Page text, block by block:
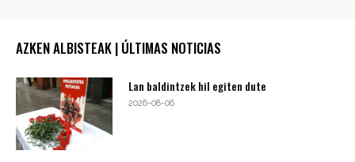
AZKEN ALBISTEAK | ÚLTIMAS NOTICIAS
Lan baldintzek hil egiten dute
2026-08-06